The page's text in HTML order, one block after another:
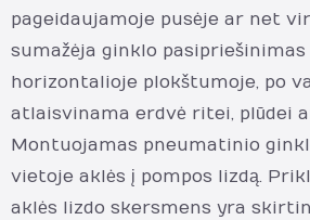
pageidaujamoje pusėje ar net
sumažėja ginklo
horizontalioje plokštumoje, po
atlaisvinama erdvė ritei, plūdei
Montuojamas pneumatinio
vietoje aklės į pompos lizdą.
aklės lizdo skersmens yra